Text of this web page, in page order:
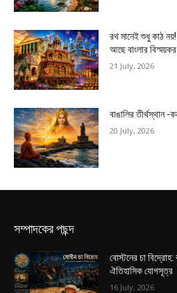
রথ মানেই শুধু কাঠ
আছে বাংলার
21 July, 2026
বাঙালির তীর্থস্থান -
20 July, 2026
সম্পাদকের পছন্দ
বোস্টনের চা
ঐতিহাসিক যোগসূত্র
16 July, 2026